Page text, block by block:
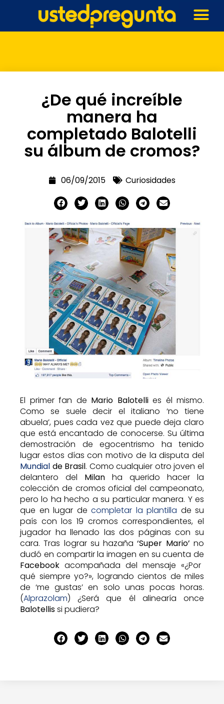
¿De qué increíble
manera ha
completado Balotelli
su álbum de cromos?
06/09/2015 Curiosidades
El primer fan de Mario Balotellies él mismo.
Como se suele decir el italiano ‘no tiene
abuela’, pues cada vez que puede deja claro
que está encantado de conocerse. Su última
demostración de egocentrismo ha tenido
lugar estos días con motivo de la disputa del
Mundial de Brasil. Como cualquier otro joven el
delantero del Milan ha querido hacer la
colección de cromos oficial del campeonato,
pero lo ha hecho a su particular manera. Y es
que en lugar de completar la plantilla de su
país con los 19 cromos correspondientes, el
jugador ha llenado las dos páginas con su
cara. Tras lograr su hazaña ‘Super Mario’ no
dudó en compartir la imagen en su cuenta de
Facebook acompañada del mensaje «¿Por
qué siempre yo?», logrando cientos de miles
de ‘me gustas’ en solo unas pocas horas.
(Alprazolam) ¿Será que él alinearía once
Balotellissi pudiera?